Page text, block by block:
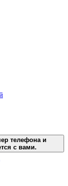
телефона и
с вами.